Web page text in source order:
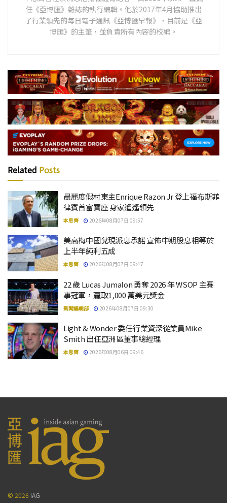
任《亞博匯》雜誌的執行編輯。他於2017年4月協助推出
了行業領先的每日電子通訊《亞博匯早報》，目前是《亞
博匯》的主筆，並負責所有內容的校編。
Related Posts
晨麗度假村東主Enrique Razon Jr 登上福布斯菲
律賓首富寶座 身家遙遙領先
本思齊 2026年08月07日 09:57
美高梅中國兌現派息承諾 宣佈中期股息相等於
上半年純利五成
本思齊 2026年08月07日 09:47
22 歲 Lucas Jumalon 勇奪 2026 年 WSOP 主賽
事冠軍，贏取1,000 萬美元獎金
新聞編輯部 2026年08月07日 09:30
Light & Wonder 委任行業資深從業員Mike
Smith 出任亞洲區董事總經理
本思齊 2026年08月06日 09:46
© 2026 IAG